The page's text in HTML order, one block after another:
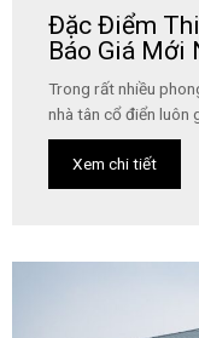
Đặc Điểm
Báo Giá Mới
Trong rất nhiều
nhà tân cổ điển luôn
Xem chi tiết